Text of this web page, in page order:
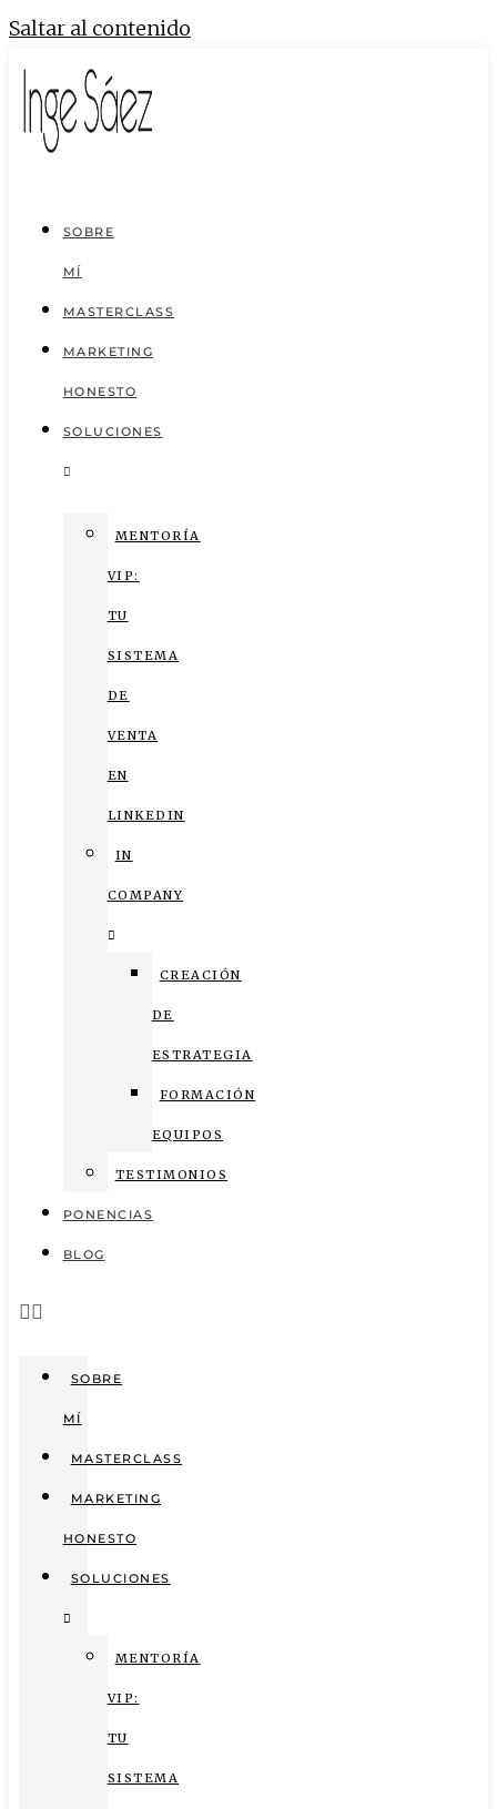
Saltar al contenido
SOBRE
MÍ
MASTERCLASS
MARKETING
HONESTO
SOLUCIONES
MENTORÍA
VIP:
TU
SISTEMA
DE
VENTA
EN
LINKEDIN
IN
COMPANY
CREACIÓN
DE
ESTRATEGIA
FORMACIÓN
EQUIPOS
TESTIMONIOS
PONENCIAS
BLOG
SOBRE
MÍ
MASTERCLASS
MARKETING
HONESTO
SOLUCIONES
MENTORÍA
VIP:
TU
SISTEMA